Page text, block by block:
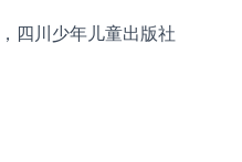
四川少年儿童出版社